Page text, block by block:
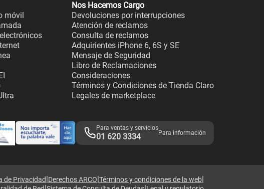
móvil
Nos Hacemos Cargo
Devoluciones por interrupciones
Atención de reclamos
Consulta de reclamos
Adquirientes iPhone 6, 6S y SE
Mensaje de Seguridad
Libro de Reclamaciones
Consideraciones
Términos y Condiciones de Tienda Claro
Legales de marketplace
Para ventas y servicios
01 620 3334 Para información
de Privacidad|Derechos ARCO|Términos y condiciones de la web|